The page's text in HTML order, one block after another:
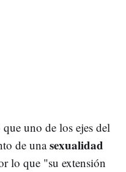
uno de los ejes del
de unasexualidad
lo que "su extensión